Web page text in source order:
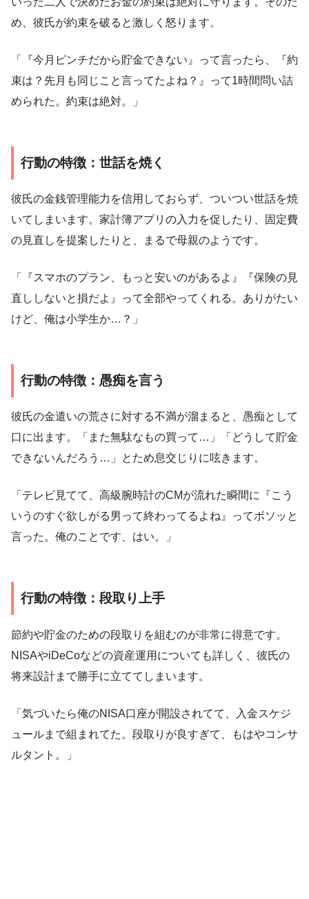
め、彼氏が約束を破ると激しく怒ります。
「『今月ピンチだから貯金できない』って言ったら、『約
束は？先月も同じこと言ってたよね？』って1時間問い詰
められた。約束は絶対。」
行動の特徴：世話を焼く
彼氏の金銭管理能力を信用しておらず、ついつい世話を焼
いてしまいます。家計簿アプリの入力を促したり、固定費
の見直しを提案したりと、まるで母親のようです。
「『スマホのプラン、もっと安いのがあるよ』『保険の見
直ししないと損だよ』って全部やってくれる。ありがたい
けど、俺は小学生か…？」
行動の特徴：愚痴を言う
彼氏の金遣いの荒さに対する不満が溜まると、愚痴として
口に出ます。「また無駄なもの買って…」「どうして貯金
できないんだろう…」とため息交じりに呟きます。
「テレビ見てて、高級腕時計のCMが流れた瞬間に『こう
いうのすぐ欲しがる男って終わってるよね』ってボソッと
言った。俺のことです、はい。」
行動の特徴：段取り上手
節約や貯金のための段取りを組むのが非常に得意です。
NISAやiDeCoなどの資産運用についても詳しく、彼氏の
将来設計まで勝手に立ててしまいます。
「気づいたら俺のNISA口座が開設されてて、入金スケジ
ュールまで組まれてた。段取りが良すぎて、もはやコンサ
ルタント。」